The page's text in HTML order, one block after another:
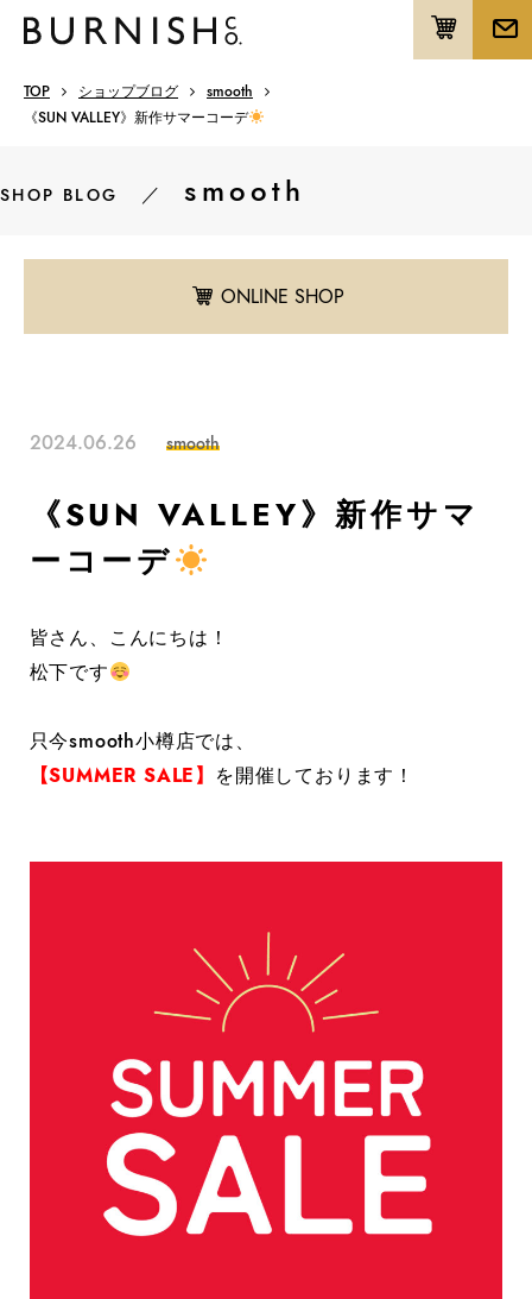
TOP ショップブログ
smooth
《SUN VALLEY》新作サマーコーデ
SHOP BLOG ／ smooth
ONLINE SHOP
2024.06.26 smooth
《SUN VALLEY》新作サマ
ーコーデ
皆さん、こんにちは！
松下です
只今smooth小樽店では、
【SUMMER SALE】 を開催しております！